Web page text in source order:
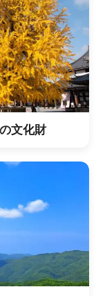
文化財